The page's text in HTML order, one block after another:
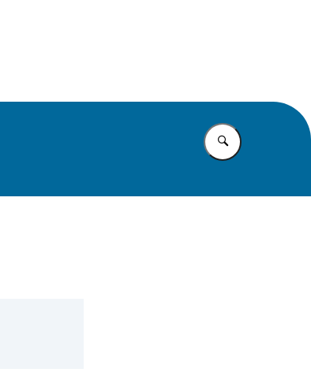
Vul in wat u